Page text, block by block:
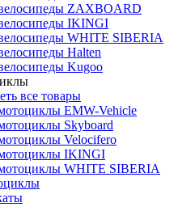
ZAXBOARD
IKINGI
WHITE SIBERIA
Halten
Kugoo
все товары
EMW-Vehicle
Skyboard
Velocifero
IKINGI
WHITE SIBERIA